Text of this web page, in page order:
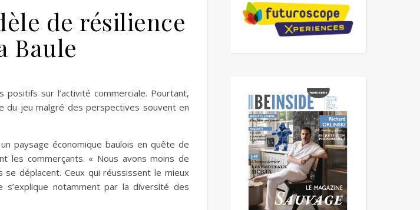
de résilience
Baule
sur l’activité commerciale. Pourtant,
du jeu malgré des perspectives souvent en
paysage économique baulois en quête de
les commerçants. « Nous avons moins de
se déplacent. Ceux qui réussissent le mieux
s’explique notamment par la diversité des